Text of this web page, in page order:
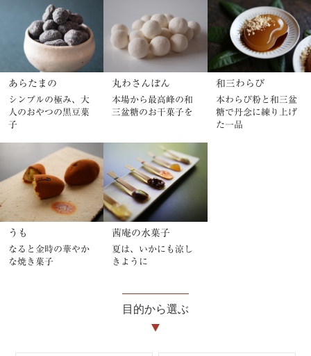
あらたまの
シンプルの極み、大
人のおやつの黒豆菓
子
丸わさんぼん
本場から最高峰の和
三盆糖のお干菓子を
和三わらび
本わらび粉と和三盆
糖で丹念に練り上げ
た一品
うも
なると金時の華やか
な焼き菓子
茜庵の水菓子
夏は、いかにも涼し
きように
目的から選ぶ